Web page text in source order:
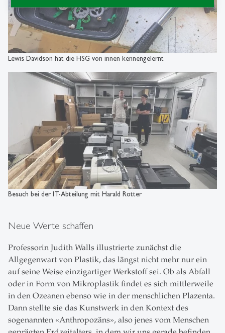
Lewis Davidson hat die HSG von innen kennengelernt
Besuch bei der IT-Abteilung mit Harald Rotter
Neue Werte schaffen
Professorin Judith Walls illustrierte zunächst die
Allgegenwart von Plastik, das längst nicht mehr nur ein
auf seine Weise einzigartiger Werkstoff sei. Ob als Abfall
oder in Form von Mikroplastik findet es sich mittlerweile
in den Ozeanen ebenso wie in der menschlichen Plazenta.
Dann stellte sie das Kunstwerk in den Kontext des
sogenannten «Anthropozäns», also jenes vom Menschen